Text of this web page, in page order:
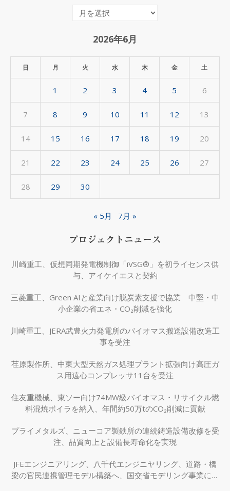
イ
2026年6月
日 月 火 水 木 金 土
1 2 3 4 5 6
7 8 9 10 11 12 13
14 15 16 17 18 19 20
21 22 23 24 25 26 27
28 29 30
« 5月 7月 »
プロジェクトニュース
川崎重工、仮想同期発電機制御「iVSG®」を初ライセンス供
与、アイケイエスと契約
三菱重工、Green AIと産業向け脱炭素支援で協業 中堅・中
小企業の省エネ・CO₂削減を強化
川崎重工、JERA武豊火力発電所のバイオマス搬送設備改造工
事を受注
荏原製作所、中東大型天然ガス処理プラント拡張向け高圧ガ
ス用遠心コンプレッサ11台を受注
住友重機械、東ソー向け74MW級バイオマス・リサイクル燃
料混焼ボイラを納入、年間約50万tのCO₂削減に貢献
プライメタルズ、ニューコア製鉄所の連続鋳造設備改修を受
注、品質向上と設備長寿命化を実現
JFEエンジニアリング、八千代エンジニヤリング、道路・橋
梁の官民連携管理モデル構築へ、国交省モデリング事業に採